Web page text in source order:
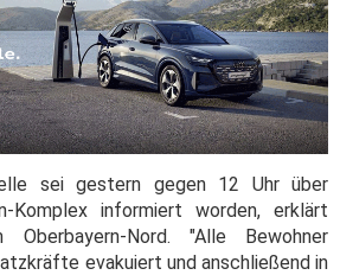
sei gestern gegen 12 Uhr über
Komplex informiert worden, erklärt
Oberbayern-Nord. "Alle Bewohner
evakuiert und anschließend in